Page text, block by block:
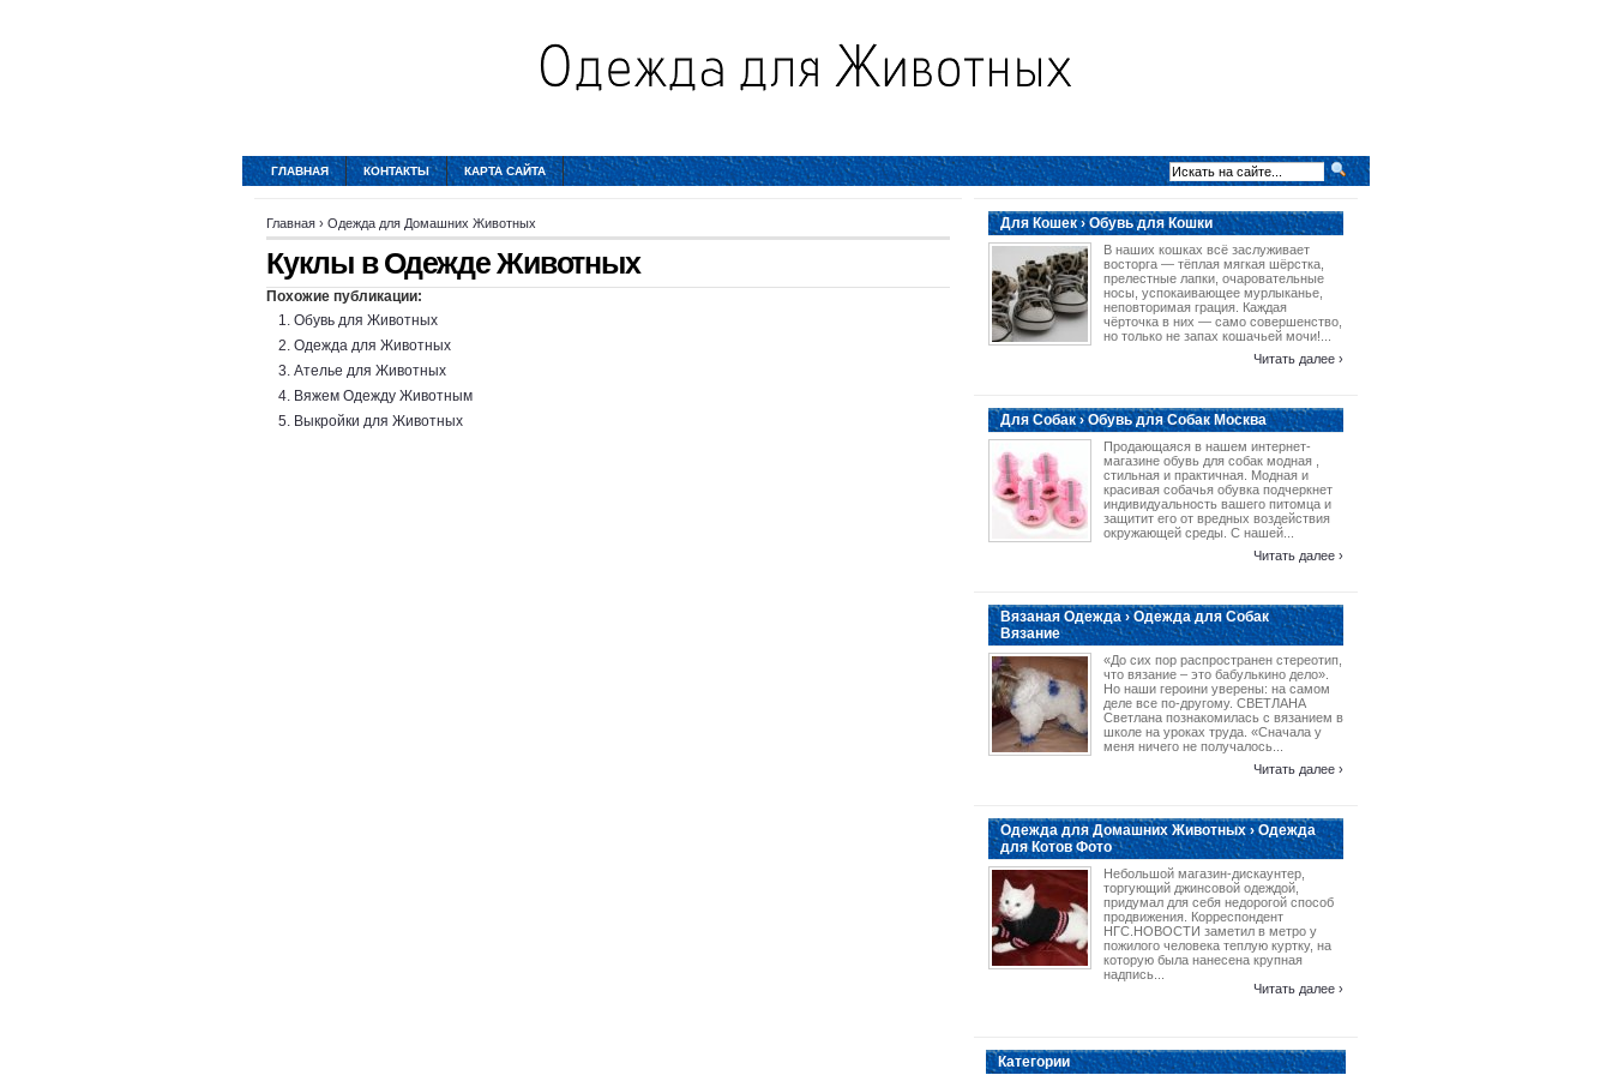
ГЛАВНАЯ КОНТАКТЫ КАРТА САЙТА
Главная › Одежда для Домашних Животных
Куклы в Одежде Животных
Похожие публикации:
Обувь для Животных
Одежда для Животных
Ателье для Животных
Вяжем Одежду Животным
Выкройки для Животных
Для Кошек › Обувь для Кошки
В наших кошках всё заслуживает
восторга — тёплая мягкая шёрстка,
прелестные лапки, очаровательные
носы, успокаивающее мурлыканье,
неповторимая грация. Каждая
чёрточка в них — само совершенство,
но только не запах кошачьей мочи!...
Читать далее ›
Для Собак › Обувь для Собак Москва
Продающаяся в нашем интернет-
магазине обувь для собак модная ,
стильная и практичная. Модная и
красивая собачья обувка подчеркнет
индивидуальность вашего питомца и
защитит его от вредных воздействия
окружающей среды. С нашей...
Читать далее ›
Вязаная Одежда › Одежда для Собак
Вязание
«До сих пор распространен стереотип,
что вязание – это бабулькино дело».
Но наши героини уверены: на самом
деле все по-другому. СВЕТЛАНА
Светлана познакомилась с вязанием в
школе на уроках труда. «Сначала у
меня ничего не получалось...
Читать далее ›
Одежда для Домашних Животных › Одежда
для Котов Фото
Небольшой магазин-дискаунтер,
торгующий джинсовой одеждой,
придумал для себя недорогой способ
продвижения. Корреспондент
НГС.НОВОСТИ заметил в метро у
пожилого человека теплую куртку, на
которую была нанесена крупная
надпись...
Читать далее ›
Категории